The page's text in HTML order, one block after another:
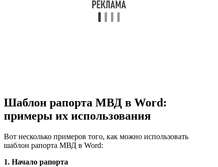
Шаблон рапорта МВД в Word:
примеры их использования
Вот несколько примеров того, как можно использовать
шаблон рапорта МВД в Word:
1. Начало рапорта